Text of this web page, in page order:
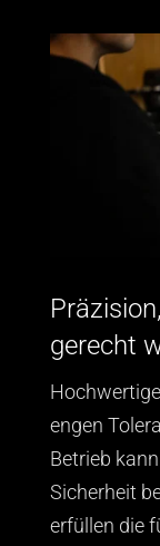
gerecht
engen
Betrieb
Sicherheit
erfüllen die